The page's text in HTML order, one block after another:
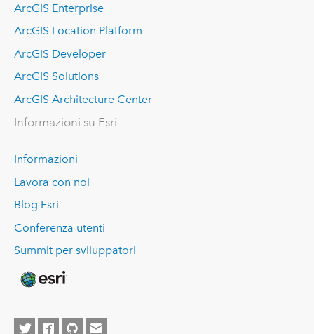
ArcGIS Enterprise
ArcGIS Location Platform
ArcGIS Developer
ArcGIS Solutions
ArcGIS Architecture Center
Informazioni su Esri
Informazioni
Lavora con noi
Blog Esri
Conferenza utenti
Summit per sviluppatori